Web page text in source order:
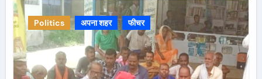
Politics अपना शहर फीचर